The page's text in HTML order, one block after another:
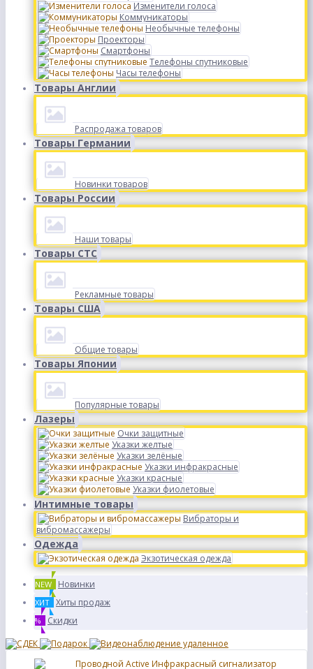
Изменители голоса
Коммуникаторы
Необычные телефоны
Проекторы
Смартфоны
Телефоны спутниковые
Часы телефоны
Товары Англии
Распродажа товаров
Товары Германии
Новинки товаров
Товары России
Наши товары
Товары СТС
Рекламные товары
Товары США
Общие товары
Товары Японии
Популярные товары
Лазеры
Очки защитные
Указки желтые
Указки зелёные
Указки инфракрасные
Указки красные
Указки фиолетовые
Интимные товары
Вибраторы и
вибромассажеры
Одежда
Экзотическая одежда
NEW Новинки
ХИТ Хиты продаж
% Скидки